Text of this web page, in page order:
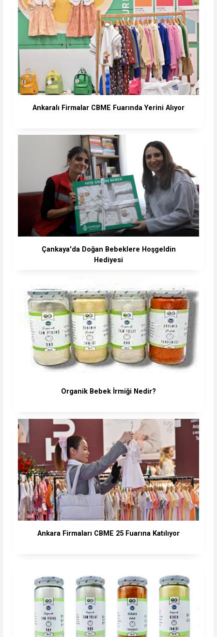
Ankaralı Firmalar CBME Fuarında Yerini Alıyor
Çankaya'da Doğan Bebeklere Hoşgeldin
Hediyesi
Organik Bebek İrmiği Nedir?
Ankara Firmaları CBME 25 Fuarına Katılıyor